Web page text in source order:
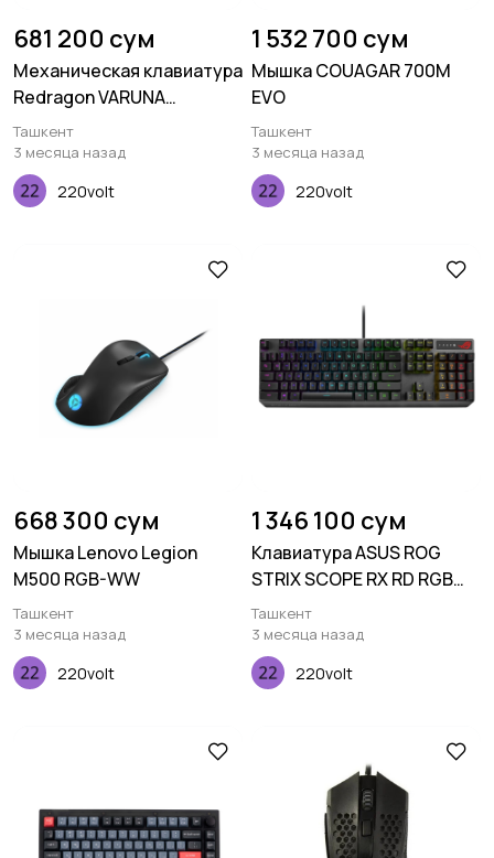
681 200 сум
Механическая клавиатура
Redragon VARUNA
K559RGB
Ташкент
3 месяца назад
220volt
1 532 700 сум
Мышка COUAGAR 700M
EVO
Ташкент
3 месяца назад
220volt
668 300 сум
Мышка Lenovo Legion
M500 RGB-WW
Ташкент
3 месяца назад
220volt
1 346 100 сум
Клавиатура ASUS ROG
STRIX SCOPE RX RD RGB
104key USB EN Black
Ташкент
3 месяца назад
220volt